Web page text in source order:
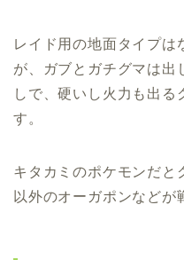
レイド用の地面タイプは
が、ガブとガチグマは出
しで、硬いし火力も出
す。
キタカミのポケモンだと
以外のオーガポンなどが